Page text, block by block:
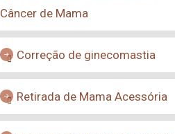
Câncer de Mama
Correção de ginecomastia
Retirada de Mama Acessória